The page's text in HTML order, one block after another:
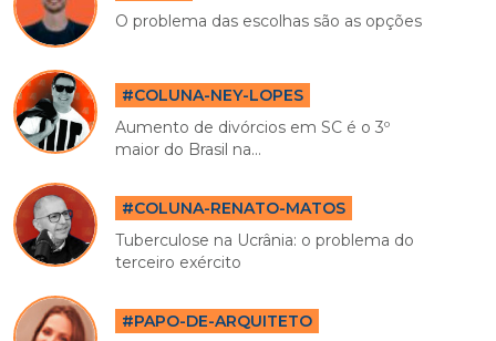
O problema das escolhas são as opções
#COLUNA-NEY-LOPES
Aumento de divórcios em SC é o 3º
maior do Brasil na...
#COLUNA-RENATO-MATOS
Tuberculose na Ucrânia: o problema do
terceiro exército
#PAPO-DE-ARQUITETO